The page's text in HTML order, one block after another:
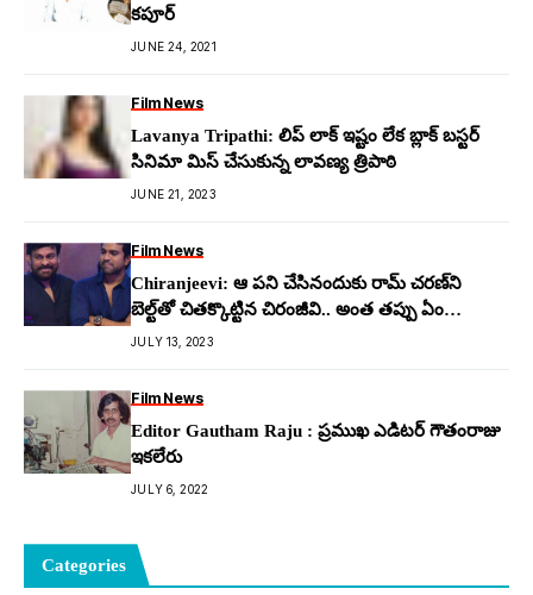
కపూర్
JUNE 24, 2021
Film News
Lavanya Tripathi: లిప్ లాక్ ఇష్టం లేక బ్లాక్ బ‌స్ట‌ర్
సినిమా మిస్ చేసుకున్న లావ‌ణ్య త్రిపాఠి
JUNE 21, 2023
Film News
Chiranjeevi: ఆ ప‌ని చేసినందుకు రామ్ చ‌ర‌ణ్‌ని
బెల్ట్‌తో చిత‌క్కొట్టిన చిరంజీవి.. అంత త‌ప్పు ఏం
చేశాడు..!
JULY 13, 2023
Film News
Editor Gautham Raju : ప్రముఖ ఎడిటర్ గౌతంరాజు
ఇకలేరు
JULY 6, 2022
Categories